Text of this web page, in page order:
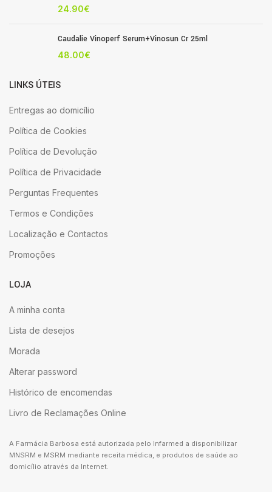
24.90€
Caudalie Vinoperf Serum+Vinosun Cr 25ml
48.00€
LINKS ÚTEIS
Entregas ao domicílio
Política de Cookies
Política de Devolução
Política de Privacidade
Perguntas Frequentes
Termos e Condições
Localização e Contactos
Promoções
LOJA
A minha conta
Lista de desejos
Morada
Alterar password
Histórico de encomendas
Livro de Reclamações Online
A Farmácia Barbosa está autorizada pelo Infarmed a disponibilizar
MNSRM e MSRM mediante receita médica, e produtos de saúde ao
domicílio através da Internet.